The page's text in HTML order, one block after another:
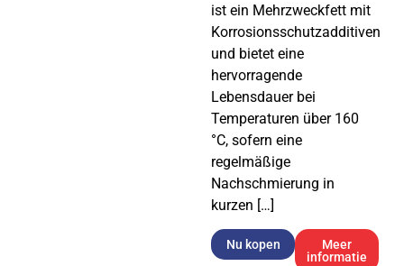
ist ein Mehrzweckfett mit
Korrosionsschutzadditiven
und bietet eine
hervorragende
Lebensdauer bei
Temperaturen über 160
°C, sofern eine
regelmäßige
Nachschmierung in
kurzen […]
Nu kopen
Meer
informatie